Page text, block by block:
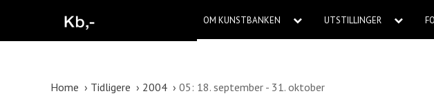
OM KUNSTBANKEN UTSTILLINGER
Home Tidligere 2004 05: 18. september - 31. oktober